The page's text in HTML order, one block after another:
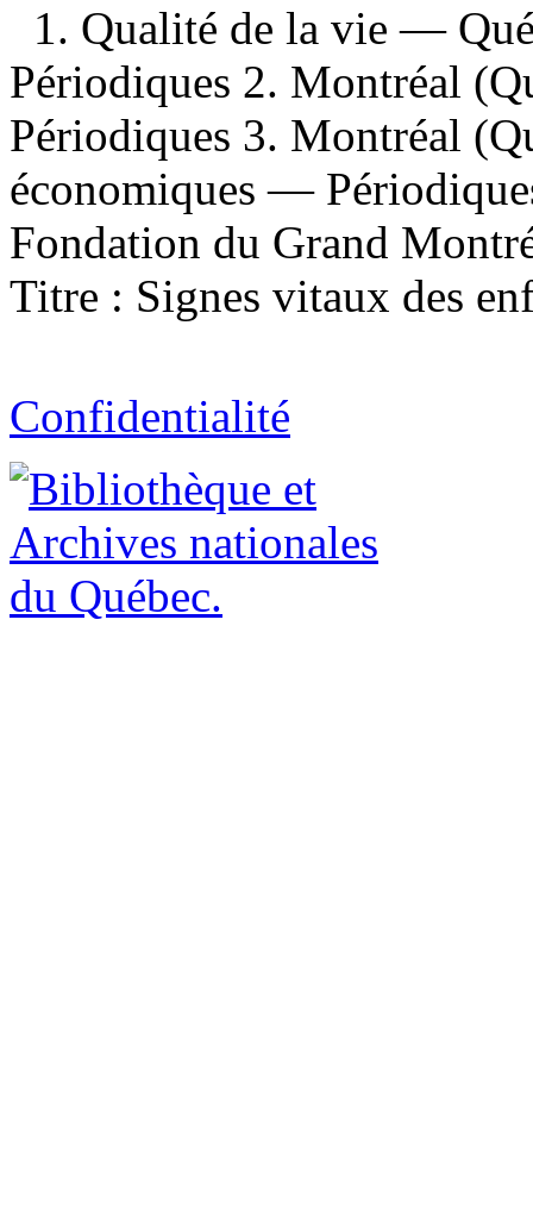
1. Qualité de la vie —
Périodiques 2. Montréal
Périodiques 3. Montréal
économiques —
Fondation du Grand
Titre : Signes vitaux des
Confidentialité